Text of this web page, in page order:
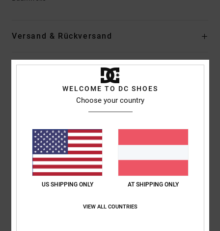
Versand & Rückversand
Kundenbewertungen
Durchschnittliche Bewertung
5.0
basierend auf1 verifizierten Bewertungen
100% unserer Kunden empfehlen dieses Produkt
WELCOME TO DC SHOES
Choose your country
US SHIPPING ONLY AT SHIPPING ONLY
VIEW ALL COUNTRIES